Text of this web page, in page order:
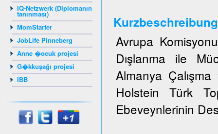
IQ-Netzwerk (Diplomanın
tanınması)
MomStarter
JobLife Pinneberg
Anne �ocuk projesi
G�kkuşağı projesi
IBB
Kurzbeschreibung
Avrupa
Dışlanma ile
Almanya
Holstein Türk
Ebeveynlerinin